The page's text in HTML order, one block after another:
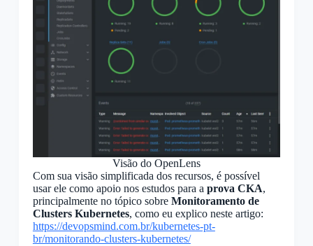
Visão do OpenLens
Com sua visão simplificada dos recursos, é possível
usar ele como apoio nos estudos para a prova CKA,
principalmente no tópico sobre Monitoramento de
Clusters Kubernetes, como eu explico neste artigo:
https://devopsmind.com.br/kubernetes-pt-
br/monitorando-clusters-kubernetes/